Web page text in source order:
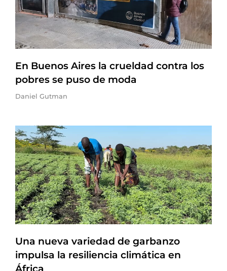
En Buenos Aires la crueldad contra los
pobres se puso de moda
Daniel Gutman
Una nueva variedad de garbanzo
impulsa la resiliencia climática en